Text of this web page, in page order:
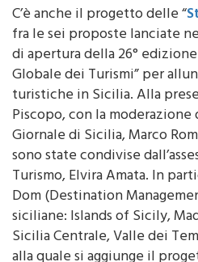
C’è anche il progetto delle “
fra le sei proposte lanciate
di apertura della 26°
Globale dei Turismi” per
turistiche in Sicilia. Alla
Piscopo, con la
Giornale di Sicilia, Marco
sono state condivise
Turismo, Elvira Amata. In
Dom (Destination
siciliane: Islands of Sicily,
Sicilia Centrale, Valle dei